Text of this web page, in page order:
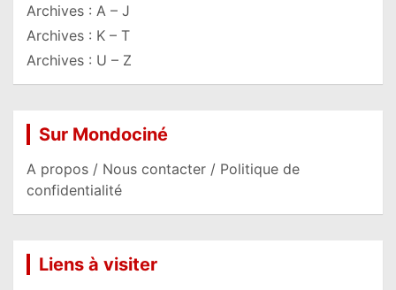
Archives : A – J
Archives : K – T
Archives : U – Z
Sur Mondociné
A propos / Nous contacter / Politique de
confidentialité
Liens à visiter